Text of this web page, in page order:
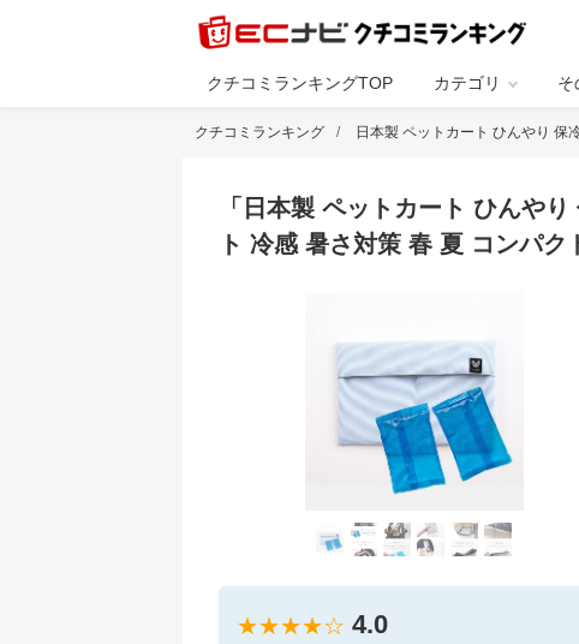
クチコミランキングTOP カテゴリ そ
クチコミランキング 日本製 ペットカート ひんやり 保
「 日本製 ペットカート ひんや
ト 冷感 暑さ対策 春 夏 コンパク
★★★★☆ 4.0